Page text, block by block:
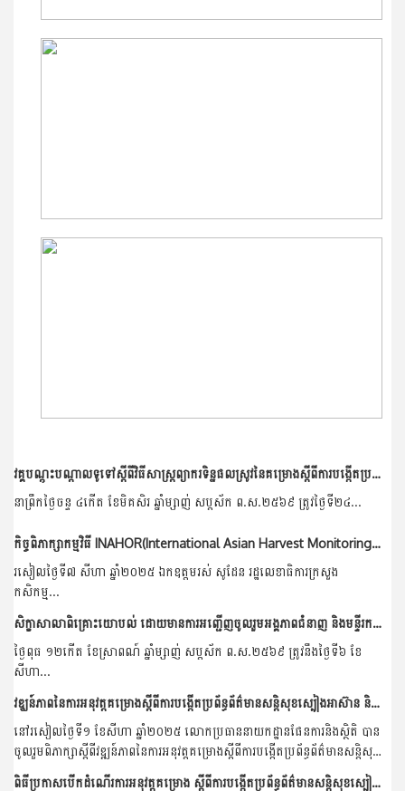
វគ្គបណ្តុះបណ្តាលទូទៅស្តីពីវិធីសាស្រ្តព្យាករទិន្នផលស្រូវនៃគម្រោងស្តីពីការបង្កើតប្រព័ន្ធព័ត៌មានសន្តិសុខស្បៀងអាស៊ាន និងការអភិវឌ្ឍធនធានមនុស្ស (ដំណាក់កាលទី៣)
នាព្រឹកថ្ងៃចន្ទ ៤កើត ខែមិគសិរ ឆ្នាំម្សាញ់ សប្តស័ក ព.ស.២៥៦៩ ត្រូវថ្ងៃទី២៤...
កិច្ចពិភាក្សាកម្មវិធី INAHOR(International Asian Harvest Monitoring System for Rice)ជាមួយភាគីជប៉ុន
រសៀលថ្ងៃទី៧ សីហា ឆ្នាំ២០២៥ ឯកឧត្តមរស់ សូដែន រដ្ឋលេខាធិការក្រសួង
កសិកម្ម...
សិក្ខាសាលាពិគ្រោះយោបល់ ដោយមានការអញ្ជើញចូលរួមអង្គភាពជំនាញ និងមន្ទីរកសិកម្មរុក្ខាប្រមាញ់ និងនេសាទ ខេត្តកំពត និងខេត្តព្រៃវែង
ថ្ងៃពុធ ១២កើត ខែស្រាពណ៍ ឆ្នាំម្សាញ់ សប្តស័ក ព.ស.២៥៦៩ ត្រូវនឹងថ្ងៃទី៦ ខែ
សីហា...
វឌ្ឃន៍ភាពនៃការអនុវត្តគម្រោងស្តីពីការបង្កើតប្រព័ន្ធព័ត៌មានសន្តិសុខស្បៀងអាស៊ាន និងការអភិវឌ្ឍធនធានមនុស្ស(ដំណាក់កាលទី១ ២ និងទី៣)
នៅរសៀលថ្ងៃទី១ ខែសីហា ឆ្នាំ២០២៥ លោកប្រធាននាយកដ្ឋានផែនការនិងស្ថិតិ បាន
ចូលរួមពិភាក្សាស្តីពីវឌ្ឍន៍ភាពនៃការអនុវត្តគម្រោងស្តីពីការបង្កើតប្រព័ន្ធព័ត៌មានសន្តិសុខ
ស្បៀងអាស៊ាន...
ពិធីប្រកាសបើកដំណើរការអនុវត្តគម្រោង ស្តីពីការបង្កើតប្រព័ន្ធព័ត៌មានសន្តិសុខស្បៀងអាស៊ាន និងការអភិវឌ្ឍធនធានមនុស្ស(ដំណាក់កាលទី៣)